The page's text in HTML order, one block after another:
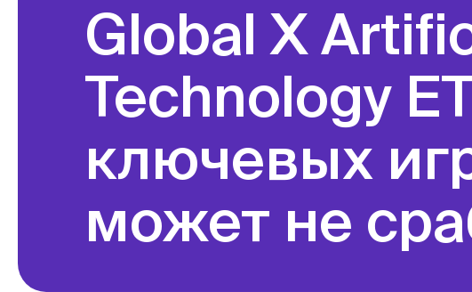
Global X Artificial Intelligence &
Technology
ключевых
может не